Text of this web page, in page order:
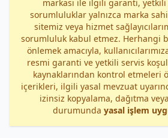
markası ile ilgili garanti, yetkili
sorumluluklar yalnızca marka
sitemiz veya hizmet
sorumluluk kabul etmez. Herhangi
önlemek amacıyla,
resmi garanti ve yetkili servis
kaynaklarından kontrol etmeleri
içerikleri, ilgili yasal mevzuat
izinsiz kopyalama, dağıtma
durumunda yasal işlem